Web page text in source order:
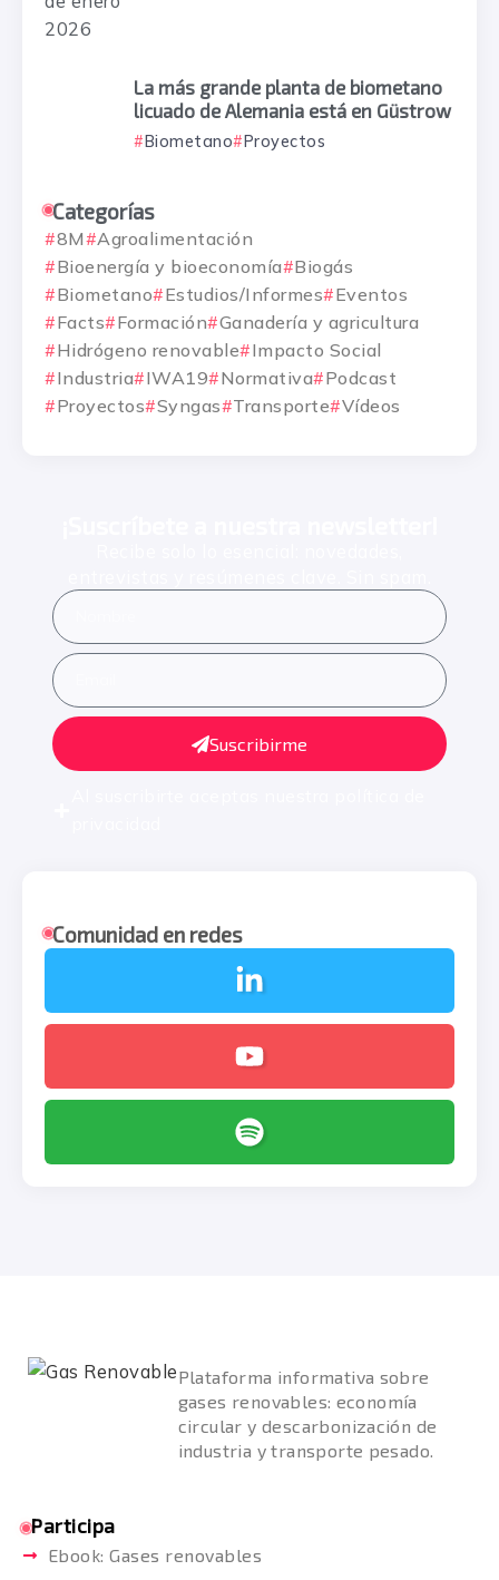
La más grande planta de biometano
licuado de Alemania está en Güstrow
Biometano Proyectos
Categorías
8M
Agroalimentación
Bioenergía y bioeconomía Biogás
Biometano
Estudios/Informes
Eventos
Facts
Formación Ganadería y agricultura
Hidrógeno renovable
Impacto Social
Industria IWA19 Normativa Podcast
Proyectos Syngas Transporte Vídeos
Suscribirme
Comunidad en redes
Plataforma informativa sobre
gases renovables: economía
circular y descarbonización de
industria y transporte pesado.
Participa
Ebook: Gases renovables